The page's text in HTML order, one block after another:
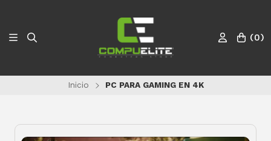
(0)
Inicio PC PARA GAMING EN 4K